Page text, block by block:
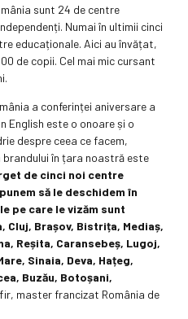
sunt 24 de centre
Numai în ultimii cinci
educaționale. Aici au învățat,
de copii. Cel mai mic cursant
a conferinței aniversare a
English este o onoare și o
despre ceea ce facem,
în țara noastră este
de cinci noi centre
să le deschidem în
pe care le vizăm sunt
Cluj, Brașov, Bistrița, Mediaș,
Reșita, Caransebeș, Lugoj,
Sinaia, Deva, Hațeg,
Buzău, Botoșani,
master francizat România de